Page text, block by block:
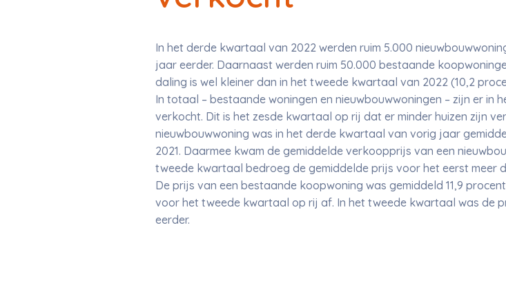
In het derde kwartaal van 2022 werden ruim 5.000
jaar eerder. Daarnaast werden ruim 50.000 bestaande
daling is wel kleiner dan in het tweede kwartaal van 2022 (10,2
In totaal – bestaande woningen en nieuwbouwwoningen – zijn er in
verkocht. Dit is het zesde kwartaal op rij dat er minder huizen zijn
nieuwbouwwoning was in het derde kwartaal van vorig jaar
2021. Daarmee kwam de gemiddelde verkoopprijs van een
tweede kwartaal bedroeg de gemiddelde prijs voor het eerst meer
De prijs van een bestaande koopwoning was gemiddeld 11,9
voor het tweede kwartaal op rij af. In het tweede kwartaal was de
eerder.